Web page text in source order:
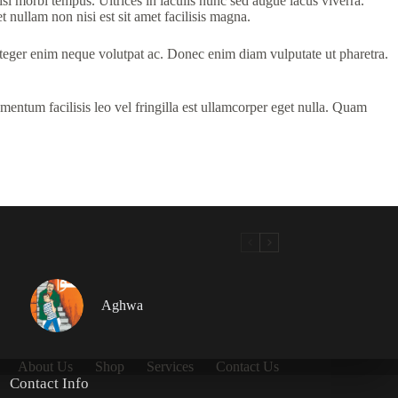
nullam non nisi est sit amet facilisis magna.
enim neque volutpat ac. Donec enim diam vulputate ut pharetra.
facilisis leo vel fringilla est ullamcorper eget nulla. Quam
Aghwa
About Us Shop Services
Contact Us
Contact Info